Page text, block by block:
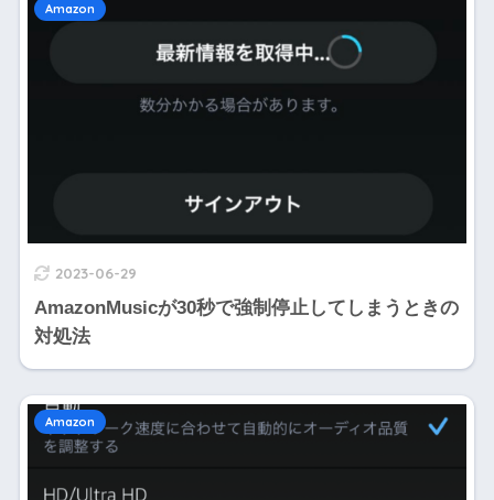
2023-06-29
AmazonMusicが30秒で強制停止してしまうときの
対処法
Amazon
Amazon